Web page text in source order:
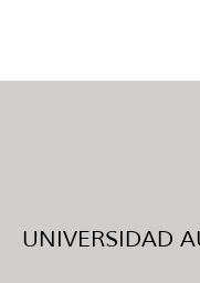
UNIVERSIDAD